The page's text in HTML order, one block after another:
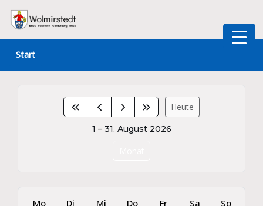
Zum
springen
Start
Heute
1 – 31. August 2026
Mo Di Mi Do Fr Sa So